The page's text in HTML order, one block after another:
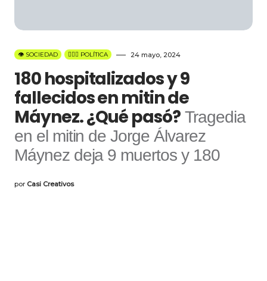
👁️ SOCIEDAD 👩🏻‍⚖️ POLÍTICA 24 mayo, 2024
180 hospitalizados y 9
fallecidos en mitin de
Máynez. ¿Qué pasó? Tragedia
en el mitin de Jorge Álvarez
Máynez deja 9 muertos y 180
por Casi Creativos